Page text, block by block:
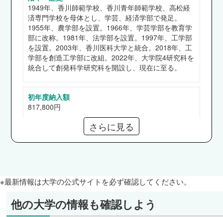
教育学部
公立学校教員（香川県、岡山県、徳島県、兵庫
県、広島県）、公立保育所（藍住町、石井町）、
五色会、香川労働局、岡山労働局、高松高等裁判
所、県職員（岡山県）、百十四銀行、トマト銀
行、JR四国、四国電力、日本生命保険、三菱食
法学部
県職員（香川県、岡山県、徳島県、高知県、愛媛
県、広島県）、市職員（姫路市、岡山市）、香川
県警察、高松国税局、警視庁、四国運輸局、高松
地方検察庁、四国行政評価支局、四国財務局、岡
県職員（香川県、岡山県）、市職員（高松市、岡
山市）、百十四銀行、中国銀行、香川銀行、東京
海上日動火災保険、高松国税局、STNet、穴吹興
1949年、香川師範学校、香川青年師範学校、高松経
済専門学校を母体とし、学芸、経済学部で発足。
1955年、農学部を設置。1966年、学芸学部を教育学
部に改称。1981年、法学部を設置。1997年、工学部
を設置。2003年、香川医科大学と統合。2018年、工
学部を創造工学部に改組。2022年、大学院4研究科を
統合して創発科学研究科を開設し、現在に至る。
初年度納入額
817,800円
通信教育部
さらに見る
※最新情報は大学の公式サイトを必ず確認してください。
他の大学の情報も確認しよう